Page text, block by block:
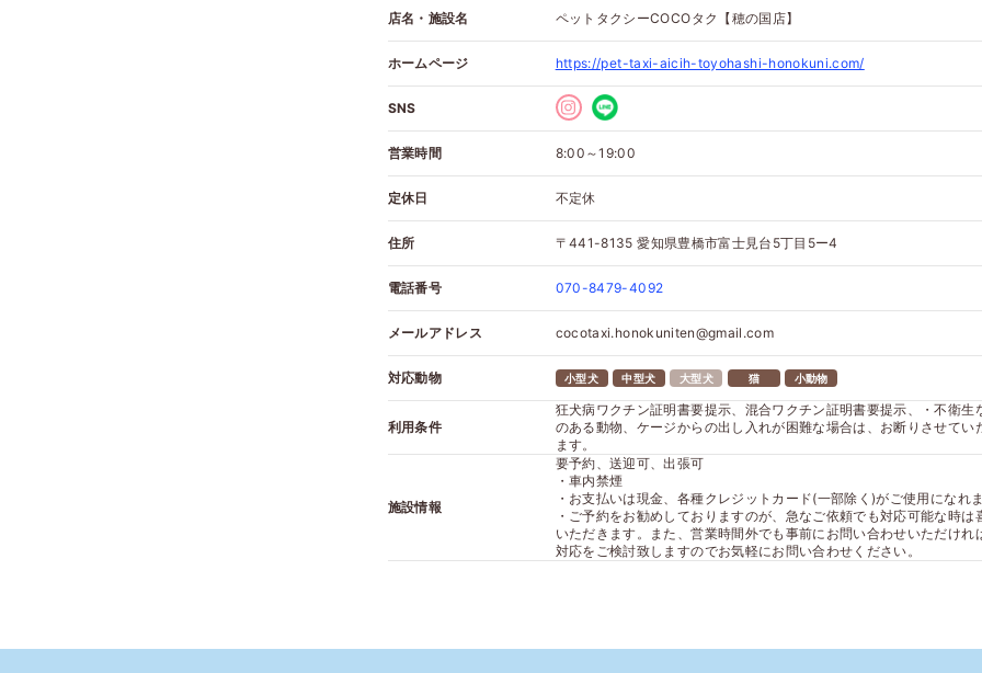
店名・ 施設名 ペットタクシーCOCOタク【穂の国店】
ホームページ https://pet-taxi-aicih-toyohashi-honokuni.com/
SNS
営業時間 8:00～19:00
定休日 不定休
住所 〒441-8135愛知県豊橋市富士見台5丁目5ー4
電話番号 070-8479-4092
メールアドレス cocotaxi.honokuniten@gmail.com
対応動物 小型犬 中型犬 大型犬 猫 小動物
利用条件
狂犬病ワクチン証明書要提示、混合ワクチン証明書要提示、・不衛生
のある動物、ケージからの出し入れが困難な場合は、お断りさせてい
ます。
施設情報
要予約、送迎可、出張可
・車内禁煙
・お支払いは現金、各種クレジットカード(一部除く)がご使用になれ
・ご予約をお勧めしておりますのが、急なご依頼でも対応可能な時は
いただきます。また、営業時間外でも事前にお問い合わせいただけれ
対応をご検討致しますのでお気軽にお問い合わせください。